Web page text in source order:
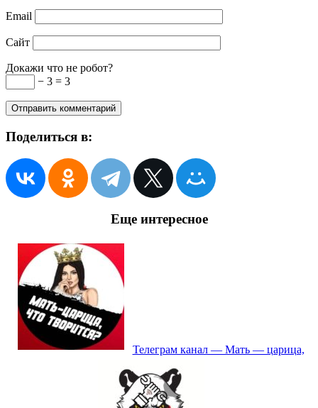
Email
Сайт
Докажи что не робот?
− 3 = 3
Поделиться в:
Еще интересное
Телеграм канал — Мать — царица,